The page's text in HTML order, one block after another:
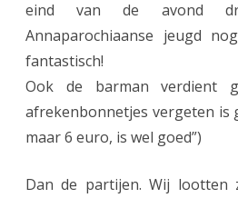
eind van de avond
Annaparochiaanse jeugd
fantastisch!
Ook de barman verdient
afrekenbonnetjes vergeten is
maar 6 euro, is wel goed”)
Dan de partijen. Wij lootten